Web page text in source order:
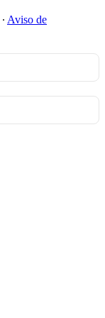
∙ Aviso de